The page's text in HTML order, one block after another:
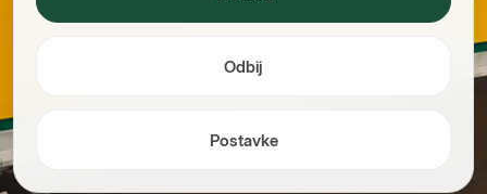
© 2026 Poly d.o.o. Sva prava zadržana. Design by
Odbij
Postavke